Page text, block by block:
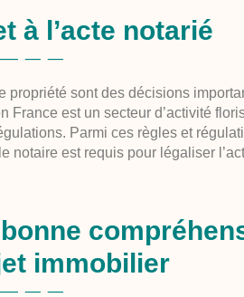
à l’acte notarié
propriété sont des décisions
France est un secteur d’activité
Parmi ces règles et
notaire est requis pour légaliser
immobilier